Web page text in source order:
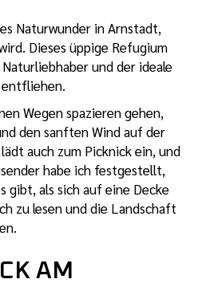
Naturwunder in Arnstadt,
Dieses üppige Refugium
und der ideale
Wegen spazieren gehen,
den sanften Wind auf der
auch zum Picknick ein, und
habe ich festgestellt,
gibt, als sich auf eine Decke
zu lesen und die Landschaft
AM